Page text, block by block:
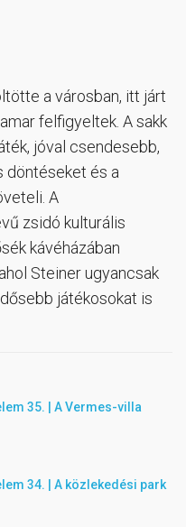
a városban, itt járt
felfigyeltek. A sakk
jóval csendesebb,
döntéseket és a
A
zsidó kulturális
kávéházában
Steiner ugyancsak
játékosokat is
35. | A Vermes-villa
34. | A közlekedési park